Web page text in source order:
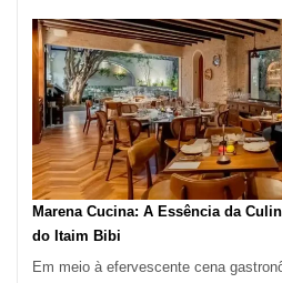
Marena Cucina: A Essência da
do Itaim Bibi
Em meio à efervescente cena